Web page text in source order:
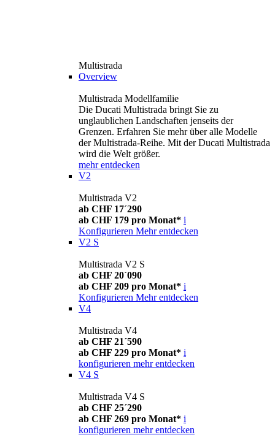
Multistrada
Overview
Multistrada Modellfamilie
Die Ducati Multistrada bringt Sie zu
unglaublichen Landschaften jenseits der
Grenzen. Erfahren Sie mehr über alle Modelle
der Multistrada-Reihe. Mit der Ducati Multistrada
wird die Welt größer.
mehr entdecken
V2
Multistrada V2
ab CHF 17´290
ab CHF 179 pro Monat* i
Konfigurieren Mehr entdecken
V2 S
Multistrada V2 S
ab CHF 20´090
ab CHF 209 pro Monat* i
Konfigurieren Mehr entdecken
V4
Multistrada V4
ab CHF 21´590
ab CHF 229 pro Monat* i
konfigurieren mehr entdecken
V4 S
Multistrada V4 S
ab CHF 25´290
ab CHF 269 pro Monat* i
konfigurieren mehr entdecken